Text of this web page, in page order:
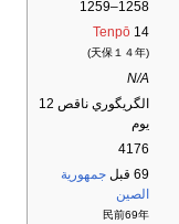
1258–1259
Tenpō 14
(天保１４年)
N/A
الگريگوري ناقص 12
يوم
4176
69 قبل
جمهورية
الصين
民前69年